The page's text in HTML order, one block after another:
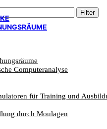
Filter
Computeranalyse
für Training und
durch Moulagen